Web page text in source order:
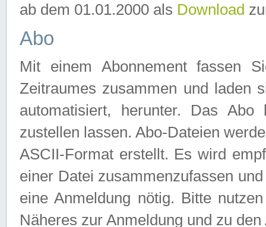
ab dem 01.01.2000 als Download
Abo
Mit einem Abonnement fassen
Zeitraumes zusammen und laden
automatisiert, herunter. Das
zustellen lassen. Abo-Dateien
ASCII-Format erstellt. Es wird
einer Datei zusammenzufassen
eine Anmeldung nötig. Bitte
Näheres zur Anmeldung und zu